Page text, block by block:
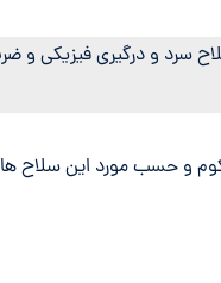
و حسب مورد این سلاح ها